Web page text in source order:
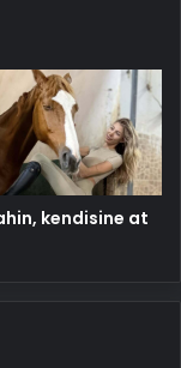
kendisine at